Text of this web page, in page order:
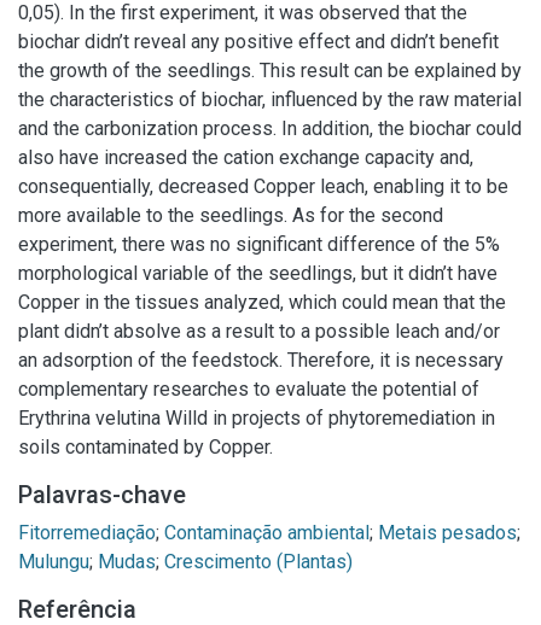
0,05). In the first experiment, it was observed that the
biochar didn’t reveal any positive effect and didn’t benefit
the growth of the seedlings. This result can be explained by
the characteristics of biochar, influenced by the raw material
and the carbonization process. In addition, the biochar could
also have increased the cation exchange capacity and,
consequentially, decreased Copper leach, enabling it to be
more available to the seedlings. As for the second
experiment, there was no significant difference of the 5%
morphological variable of the seedlings, but it didn’t have
Copper in the tissues analyzed, which could mean that the
plant didn’t absolve as a result to a possible leach and/or
an adsorption of the feedstock. Therefore, it is necessary
complementary researches to evaluate the potential of
Erythrina velutina Willd in projects of phytoremediation in
soils contaminated by Copper.
Palavras-chave
Fitorremediação; Contaminação ambiental; Metais pesados;
Mulungu; Mudas; Crescimento (Plantas)
Referência